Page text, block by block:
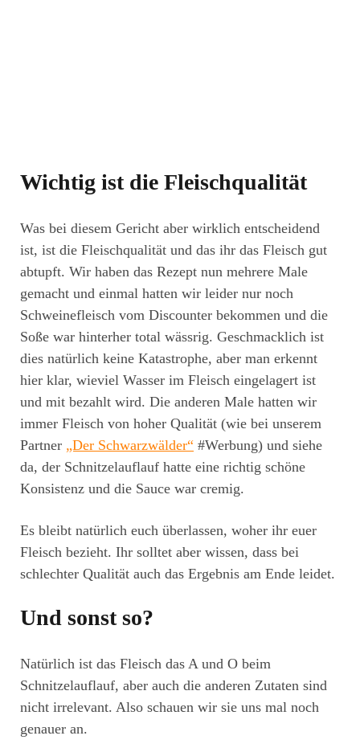
Wichtig ist die Fleischqualität
Was bei diesem Gericht aber wirklich entscheidend
ist, ist die Fleischqualität und das ihr das Fleisch gut
abtupft. Wir haben das Rezept nun mehrere Male
gemacht und einmal hatten wir leider nur noch
Schweinefleisch vom Discounter bekommen und die
Soße war hinterher total wässrig. Geschmacklich ist
dies natürlich keine Katastrophe, aber man erkennt
hier klar, wieviel Wasser im Fleisch eingelagert ist
und mit bezahlt wird. Die anderen Male hatten wir
immer Fleisch von hoher Qualität (wie bei unserem
Partner „Der Schwarzwälder“ #Werbung) und siehe
da, der Schnitzelauflauf hatte eine richtig schöne
Konsistenz und die Sauce war cremig.
Es bleibt natürlich euch überlassen, woher ihr euer
Fleisch bezieht. Ihr solltet aber wissen, dass bei
schlechter Qualität auch das Ergebnis am Ende leidet.
Und sonst so?
Natürlich ist das Fleisch das A und O beim
Schnitzelauflauf, aber auch die anderen Zutaten sind
nicht irrelevant. Also schauen wir sie uns mal noch
genauer an.